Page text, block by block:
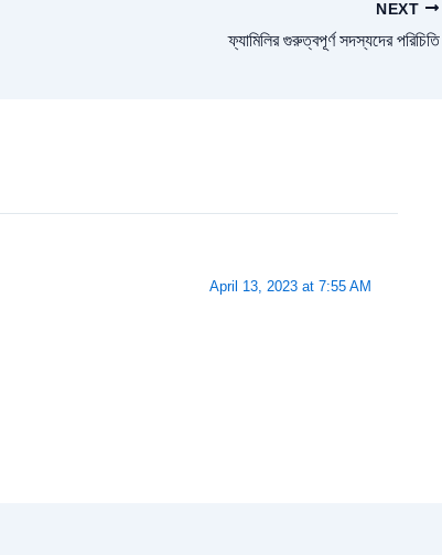
NEXT
ফ্যামিলির গুরুত্বপূর্ণ সদস্যদের পরিচিতি
April 13, 2023 at 7:55 AM